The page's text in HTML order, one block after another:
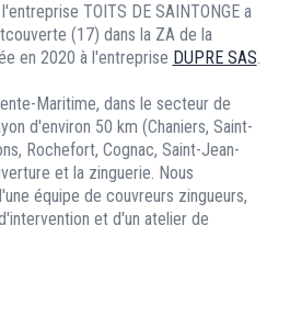
TOITS DE SAINTONGE a
(17) dans la ZA de la
en 2020 à l'entreprise DUPRE SAS.
Maritime, dans le secteur de
d'environ 50 km (Chaniers, Saint-
Rochefort, Cognac, Saint-Jean-
et la zinguerie. Nous
équipe de couvreurs zingueurs,
et d'un atelier de